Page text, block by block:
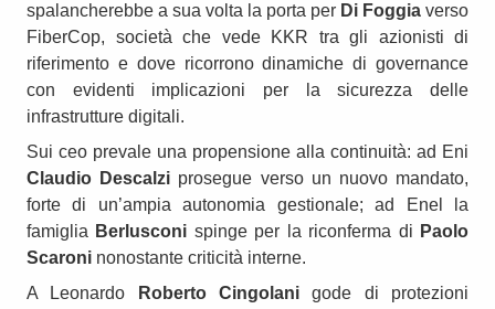
spalancherebbe a sua volta la porta per Di Foggia verso
FiberCop, società che vede KKR tra gli azionisti di
riferimento e dove ricorrono dinamiche di governance
con evidenti implicazioni per la sicurezza delle
infrastrutture digitali.
Sui ceo prevale una propensione alla continuità: ad Eni
Claudio Descalzi prosegue verso un nuovo mandato,
forte di un’ampia autonomia gestionale; ad Enel la
famiglia Berlusconi spinge per la riconferma di Paolo
Scaroni nonostante criticità interne.
A Leonardo
Roberto Cingolani gode di protezioni